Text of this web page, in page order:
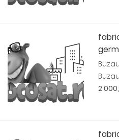
Buzau
Buzau
2